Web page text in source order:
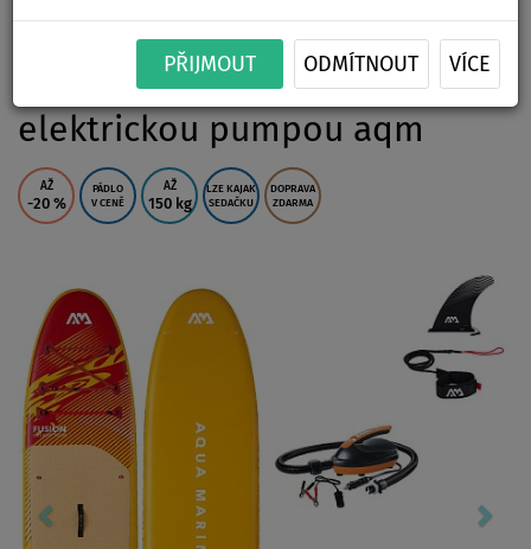
PŘIJMOUT ODMÍTNOUT VÍCE
FUSION 10'10 Before Sunset
2026 - nafukovací - varianta: s
elektrickou pumpou aqm
AŽ
-20 %
PÁDLO
V CENĚ
AŽ
150 kg
LZE KAJAK
SEDAČKU
DOPRAVA
ZDARMA